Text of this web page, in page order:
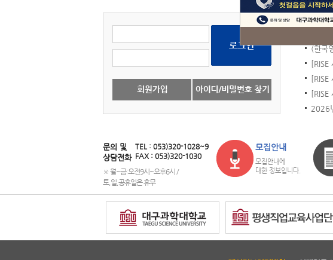
공지
NOTICE
(한국
[RISE
[RISE
[RISE
2026
문의 및
상담전화
TEL : 053)320-1028~9
FAX : 053)320-1030
※ 월~금:오전9시~오후6시 /
토,일,공휴일은 휴무
모집안내
모집안내에
대한 정보입니다.